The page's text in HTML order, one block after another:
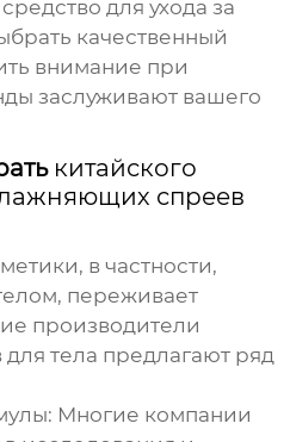
для ухода за
качественный
внимание при
заслуживают вашего
китайского
спреев
в частности,
переживает
производители
тела предлагают ряд
Многие компании